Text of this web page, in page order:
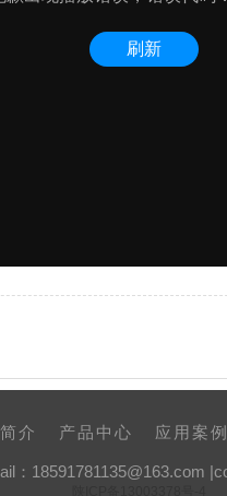
介 产品中心 应用案例
：18591781135@163.com